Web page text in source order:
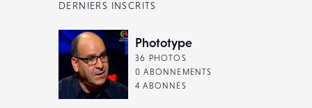
DERNIERS INSCRITS
Phototype
36 PHOTOS
0 ABONNEMENTS
4 ABONNÉS